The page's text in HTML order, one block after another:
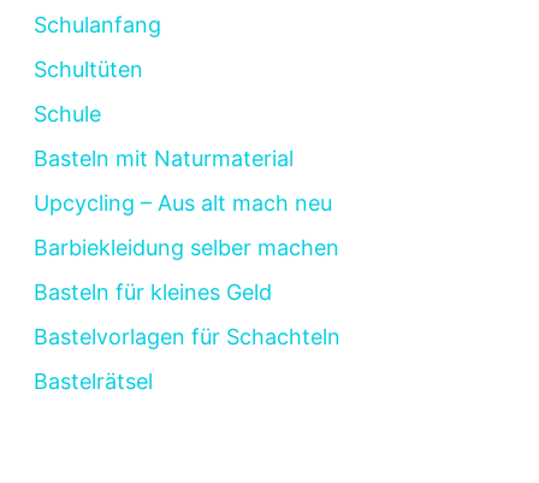
Schulanfang
Schultüten
Schule
Basteln mit Naturmaterial
Upcycling – Aus alt mach neu
Barbiekleidung selber machen
Basteln für kleines Geld
Bastelvorlagen für Schachteln
Bastelrätsel